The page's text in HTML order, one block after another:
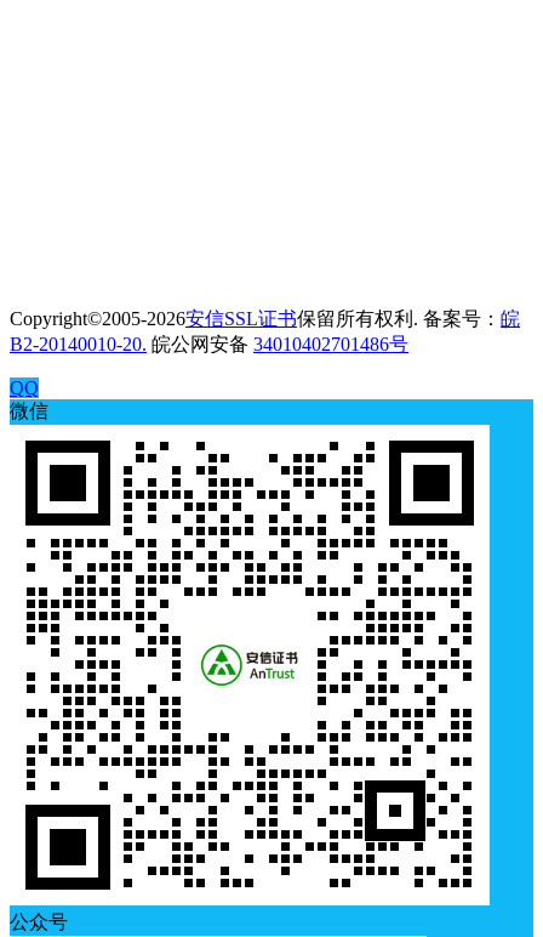
Copyright©2005-2026安信SSL证书保留所有权利. 备案号： 皖
B2-20140010-20. 皖公网安备 34010402701486号
QQ
微信
公众号